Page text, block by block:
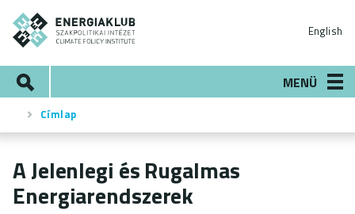
Ugrás
tartalomra
English
MENÜ
Morzsa
Címlap
A Jelenlegi és Rugalmas
Energiarendszerek